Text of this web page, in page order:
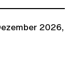
2026,